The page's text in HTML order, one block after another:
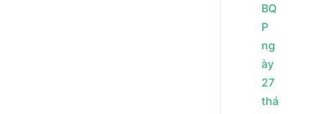
BQ
P
ng
ày
27
thá